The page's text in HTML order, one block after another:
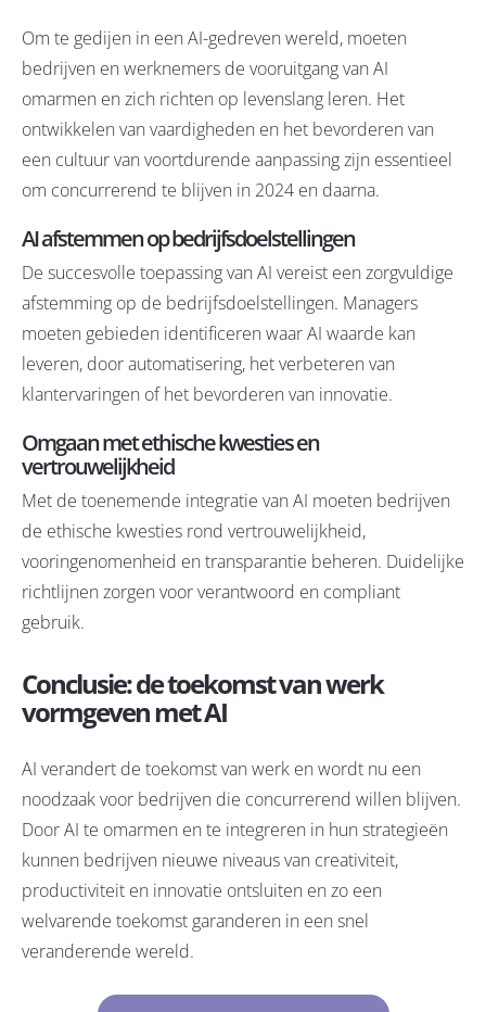
Om te gedijen in een AI-gedreven wereld, moeten
bedrijven en werknemers de vooruitgang van AI
omarmen en zich richten op levenslang leren. Het
ontwikkelen van vaardigheden en het bevorderen van
een cultuur van voortdurende aanpassing zijn essentieel
om concurrerend te blijven in 2024 en daarna.
AI afstemmen op bedrijfsdoelstellingen
De succesvolle toepassing van AI vereist een zorgvuldige
afstemming op de bedrijfsdoelstellingen. Managers
moeten gebieden identificeren waar AI waarde kan
leveren, door automatisering, het verbeteren van
klantervaringen of het bevorderen van innovatie.
Omgaan met ethische kwesties en
vertrouwelijkheid
Met de toenemende integratie van AI moeten bedrijven
de ethische kwesties rond vertrouwelijkheid,
vooringenomenheid en transparantie beheren. Duidelijke
richtlijnen zorgen voor verantwoord en compliant
gebruik.
Conclusie: de toekomst van werk
vormgeven met AI
AI verandert de toekomst van werk en wordt nu een
noodzaak voor bedrijven die concurrerend willen blijven.
Door AI te omarmen en te integreren in hun strategieën
kunnen bedrijven nieuwe niveaus van creativiteit,
productiviteit en innovatie ontsluiten en zo een
welvarende toekomst garanderen in een snel
veranderende wereld.